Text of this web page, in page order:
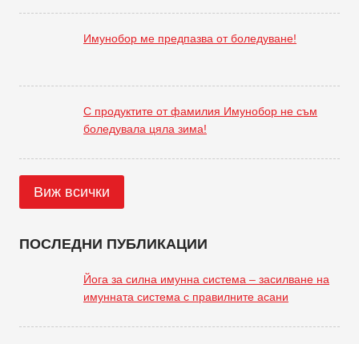
Имунобор ме предпазва от боледуване!
С продуктите от фамилия Имунобор не съм
боледувала цяла зима!
Виж всички
ПОСЛЕДНИ ПУБЛИКАЦИИ
Йога за силна имунна система – засилване на
имунната система с правилните асани